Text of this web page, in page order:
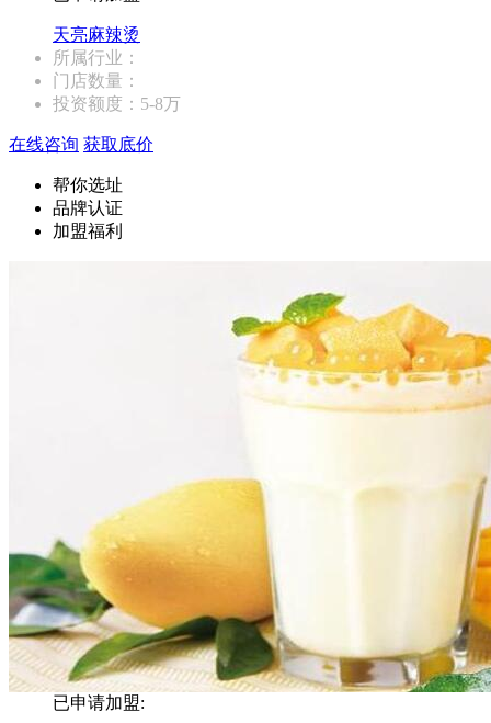
天亮麻辣烫
所属行业：
门店数量：
投资额度： 5-8万
在线咨询 获取底价
帮你选址
品牌认证
加盟福利
已申请加盟: